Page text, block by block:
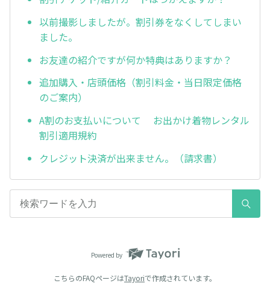
以前撮影しましたが。割引券をなくしてしまい
ました。
お友達の紹介ですが何か特典はありますか？
追加購入・店頭価格（割引料金・当日限定価格
のご案内）
A割のお支払いについて お出かけ着物レンタル
割引適用規約
クレジット決済が出来ません。（請求書）
Powered by
こちらのFAQページはTayoriで作成されています。